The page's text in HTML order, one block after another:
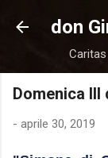
don
Domenica III
- aprile 30, 2019